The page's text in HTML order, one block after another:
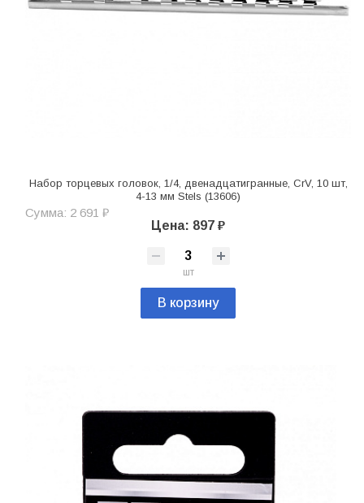
Набор торцевых головок, 1/4, двенадцатигранные, CrV, 10 шт,
4-13 мм Stels (13606)
Сумма: 2 691 ₽
Цена: 897 ₽
шт
В корзину